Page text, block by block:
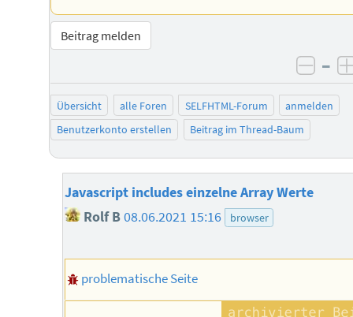
Beitrag melden
–
Übersicht alle Foren SELFHTML-Forum
anmelden
Benutzerkonto erstellen
Beitrag im Thread-Baum
Javascript includes einzelne Array Werte
Rolf B08.06.2021 15:16 browser
problematische Seite